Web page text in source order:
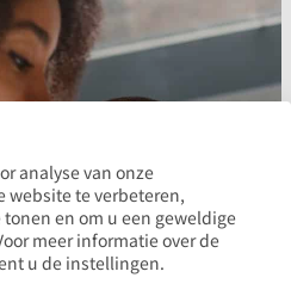
analyse van onze
website te verbeteren,
en om u een geweldige
meer informatie over de
u de instellingen.